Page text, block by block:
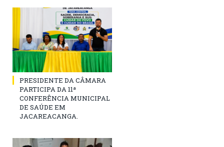
PRESIDENTE DA CÂMARA
PARTICIPA DA 11ª
CONFERÊNCIA MUNICIPAL
DE SAÚDE EM
JACAREACANGA.